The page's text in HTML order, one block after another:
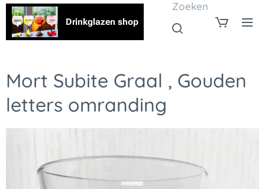
Drinkglazen shop
Zoeken
Mort Subite Graal , Gouden
letters omranding